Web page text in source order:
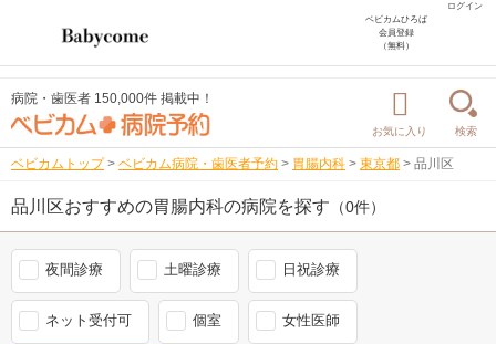
ログイン
ベビカムひろば
会員登録
（無料）
病院・歯医者 150,000件 掲載中！
お気に入り 検索
ベビカムトップ > ベビカム病院・歯医者予約 > 胃腸内科 > 東京都 > 品川区
品川区おすすめの胃腸内科の病院を探す （0件）
夜間診療 土曜診療 日祝診療
ネット受付可 個室 女性医師